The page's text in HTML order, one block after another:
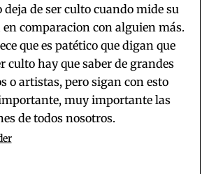
deja de ser culto cuando mide su
comparacion con alguien más.
que es patético que digan que
culto hay que saber de grandes
o artistas, pero sigan con esto
muy importante las
de todos nosotros.